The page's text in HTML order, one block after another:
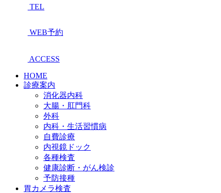
TEL
WEB予約
ACCESS
HOME
診療案内
消化器内科
大腸・肛門科
外科
内科・生活習慣病
自費診療
内視鏡ドック
各種検査
健康診断・がん検診
予防接種
胃カメラ検査